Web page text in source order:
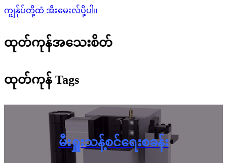
ကျွန်ုပ်တို့ထံ အီးမေးလ်ပို့ပါ။
ထုတ်ကုန်အသေးစိတ်
ထုတ်ကုန် Tags
မီးရှူးသန့်စင်ရေးစခန်း